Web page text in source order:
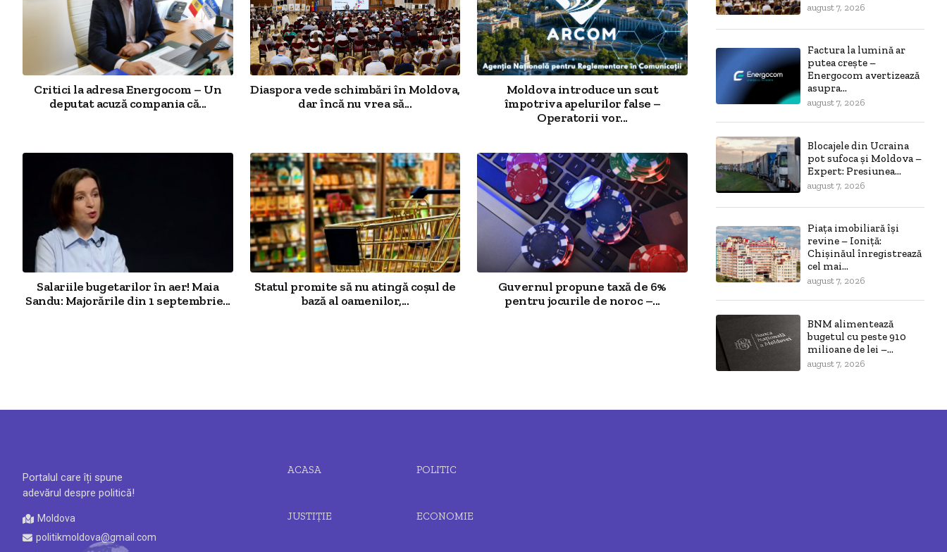
Critici la adresa Energocom – Un
deputat acuză compania că...
Diaspora vede schimbări în Moldova,
dar încă nu vrea să...
Moldova introduce un scut
împotriva apelurilor false –
Operatorii vor...
Salariile bugetarilor în aer! Maia
Sandu: Majorările din 1 septembrie...
Statul promite să nu atingă coșul de
bază al oamenilor,...
Guvernul propune taxă de 6%
pentru jocurile de noroc –...
august 7, 2026
Factura la lumină ar
putea crește –
Energocom avertizează
asupra...
august 7, 2026
Blocajele din Ucraina
pot sufoca și Moldova –
Expert: Presiunea...
august 7, 2026
Piața imobiliară își
revine – Ioniță:
Chișinăul înregistrează
cel mai...
august 7, 2026
BNM alimentează
bugetul cu peste 910
milioane de lei –...
august 7, 2026
Portalul care îți spune
adevărul despre politică!
Moldova
politikmoldova@gmail.com
ACASA POLITIC
JUSTIȚIE ECONOMIE